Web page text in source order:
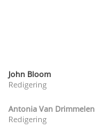
John Bloom
Redigering
Antonia Van Drimmelen
Redigering